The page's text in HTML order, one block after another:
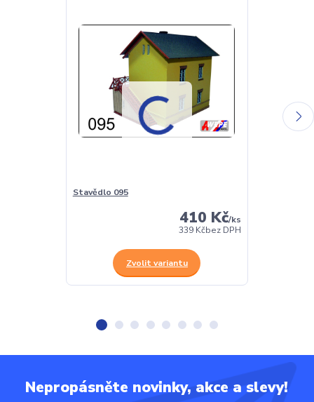
Stavědlo 095
410 Kč/ks
339 Kčbez DPH
Zvolit variantu
Nepropásněte novinky, akce a slevy!